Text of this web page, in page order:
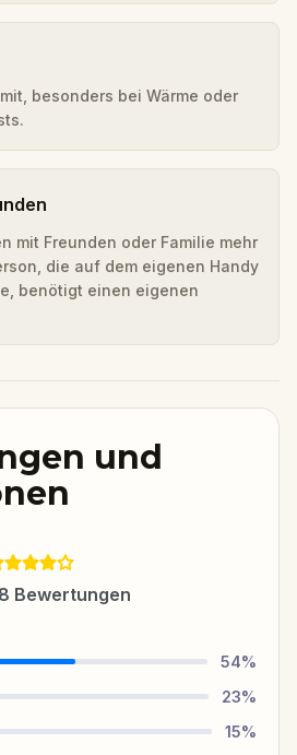
besonders bei Wärme oder
mit Freunden oder Familie mehr
die auf dem eigenen Handy
benötigt einen eigenen
und
Bewertungen
54%
23%
15%